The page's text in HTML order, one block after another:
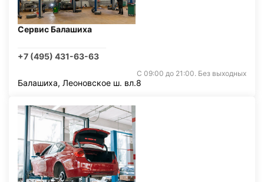
Сервис Балашиха
+7 (495) 431-63-63
С 09:00 до 21:00. Без выходных
Балашиха, Леоновское ш. вл.8